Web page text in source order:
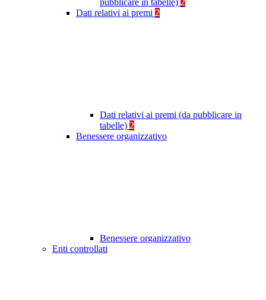
pubblicare in tabelle) 2
Dati relativi ai premi 2
Dati relativi ai premi (da pubblicare in
tabelle) 2
Benessere organizzativo
Benessere organizzativo
Enti controllati